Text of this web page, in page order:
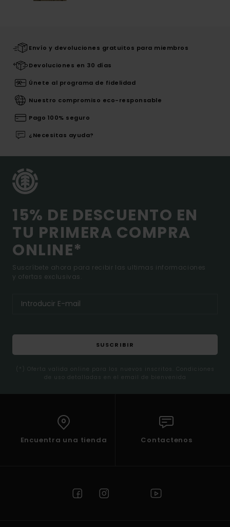
Envío y devoluciones gratuitos para miembros
Devoluciones en 30 días
Únete al programa de fidelidad
Nuestro compromiso eco-responsable
Pago 100% seguro
¿Necesitas ayuda?
15% DE DESCUENTO EN
TU PRIMERA COMPRA
ONLINE*
Suscríbete ahora para recibir las ultimas informaciones
y ofertas exclusivas.
SUSCRIBIR
(*) Oferta valida online para los nuevos inscritos. Condiciones
de uso detalladas en el email de bienvenida
Encuentra una tienda Contactenos